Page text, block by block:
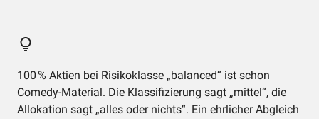
100 % Aktien bei Risikoklasse „balanced“ ist schon
Comedy-Material. Die Klassifizierung sagt „mittel“, die
Allokation sagt „alles oder nichts“. Ein ehrlicher Abgleich